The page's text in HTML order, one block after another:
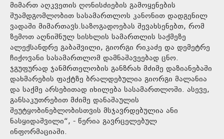
მიმართ აღკვეთის ღონისძიების გამოყენების
შუამდგომლობით სასამართლოს კანონით დადგენილ
ვადაში მიმართავს.საზოგადოებას შევახსენებთ, რომ
ზემოთ აღნიშნულ სისხლის სამართლის საქმეზე
ალექსანდრე გაბაშვილი, გიორგი რიკაძე და დემეტრე
ჩიქოვანი სასამართლომ დამნაშავეებად ცნო.
ჯგუფურად ჯანმრთელობის განზრახ მძიმე დაზიანებაში
დახმარების ფაქტზე ბრალდებულია გიორგი მალანია
და საქმე არსებითად იხილება სასამართლოში. ასევე,
განსაკუთრებით მძიმე დანაშაულის
შეუტყობინებლობისთვის მსჯავრდებულია ანი
ნასყიდაშვილი“, - წერია გავრცელებულ
ინფორმაციაში.